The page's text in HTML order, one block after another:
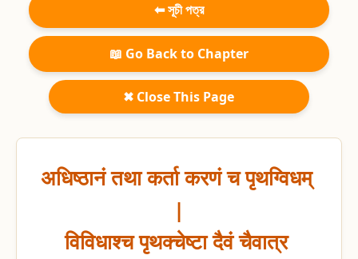
⬅ সূচী পত্র
📖 Go Back to Chapter
✖ Close This Page
अधिष्ठानं तथा कर्ता करणं च पृथग्विधम्
|
विविधाश्च पृथक्चेष्टा दैवं चैवात्र